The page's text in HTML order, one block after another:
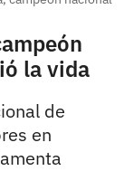
la vida
de
en